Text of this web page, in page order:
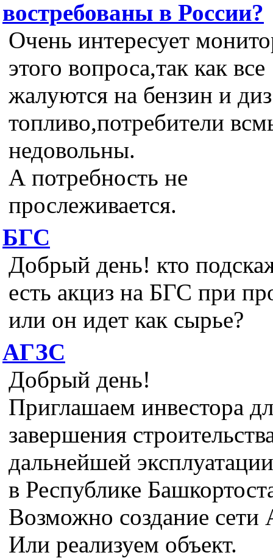
востребованы в России?
Очень интересует
этого вопроса,так как все
жалуются на бензин и диз
топливо,потребители
недовольны.
А потребность не
прослеживается.
БГС
Добрый день! кто
есть акциз на БГС при
или он идет как сырье?
АГЗС
Добрый день!
Приглашаем инвестора
завершения
дальнейшей
в Республике
Возможно создание
Или реализуем объект.